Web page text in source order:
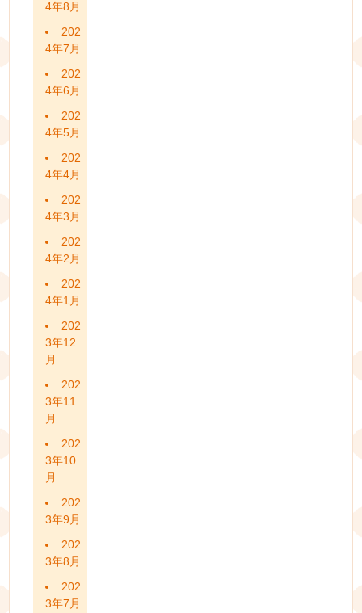
4年8月
202
4年7月
202
4年6月
202
4年5月
202
4年4月
202
4年3月
202
4年2月
202
4年1月
202
3年12
月
202
3年11
月
202
3年10
月
202
3年9月
202
3年8月
202
3年7月